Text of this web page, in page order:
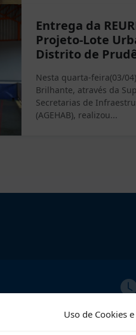
Uso de Cookies
Entrega da
Projeto-Lote
Distrito de
Nesta quarta-feira(03/
Brilhante, através da
Secretarias de
(AGEHAB), realizou...